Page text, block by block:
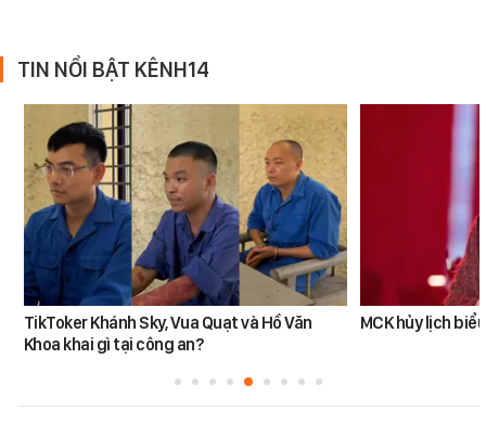
TIN NỔI BẬT KÊNH14
TikToker Khánh Sky, Vua Quạt và Hồ Văn
Khoa khai gì tại công an?
MCK hủy lịch